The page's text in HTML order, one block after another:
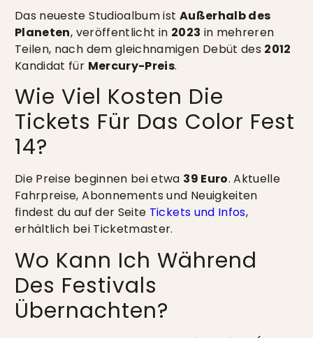
Das neueste Studioalbum ist Außerhalb des
Planeten, veröffentlicht in 2023 in mehreren
Teilen, nach dem gleichnamigen Debüt des 2012
Kandidat für Mercury-Preis.
Wie Viel Kosten Die
Tickets Für Das Color Fest
14?
Die Preise beginnen bei etwa 39 Euro. Aktuelle
Fahrpreise, Abonnements und Neuigkeiten
findest du auf der Seite Tickets und Infos,
erhältlich bei Ticketmaster.
Wo Kann Ich Während
Des Festivals
Übernachten?